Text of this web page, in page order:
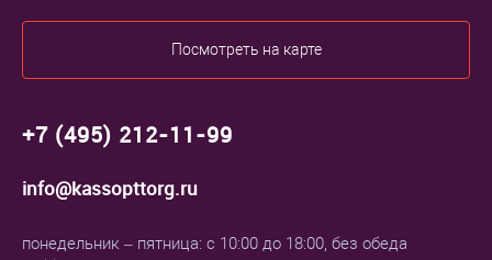
Посмотреть на карте
+7 (495) 212-11-99
info@kassopttorg.ru
понедельник – пятница: с 10:00 до 18:00, без обеда